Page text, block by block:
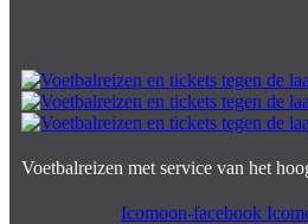
Voetbalreizen met service van het
Icomoon-facebook